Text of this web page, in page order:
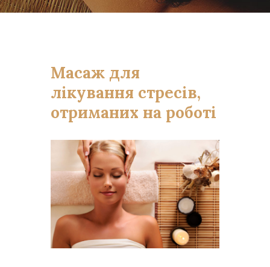
Масаж для
лікування стресів,
отриманих на роботі